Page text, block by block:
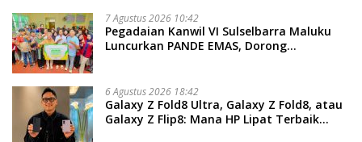
7 Agustus 2026 10:42
Pegadaian Kanwil VI Sulselbarra Maluku
Luncurkan PANDE EMAS, Dorong
6 Agustus 2026 18:42
Galaxy Z Fold8 Ultra, Galaxy Z Fold8, atau
Galaxy Z Flip8: Mana HP Lipat Terbaik